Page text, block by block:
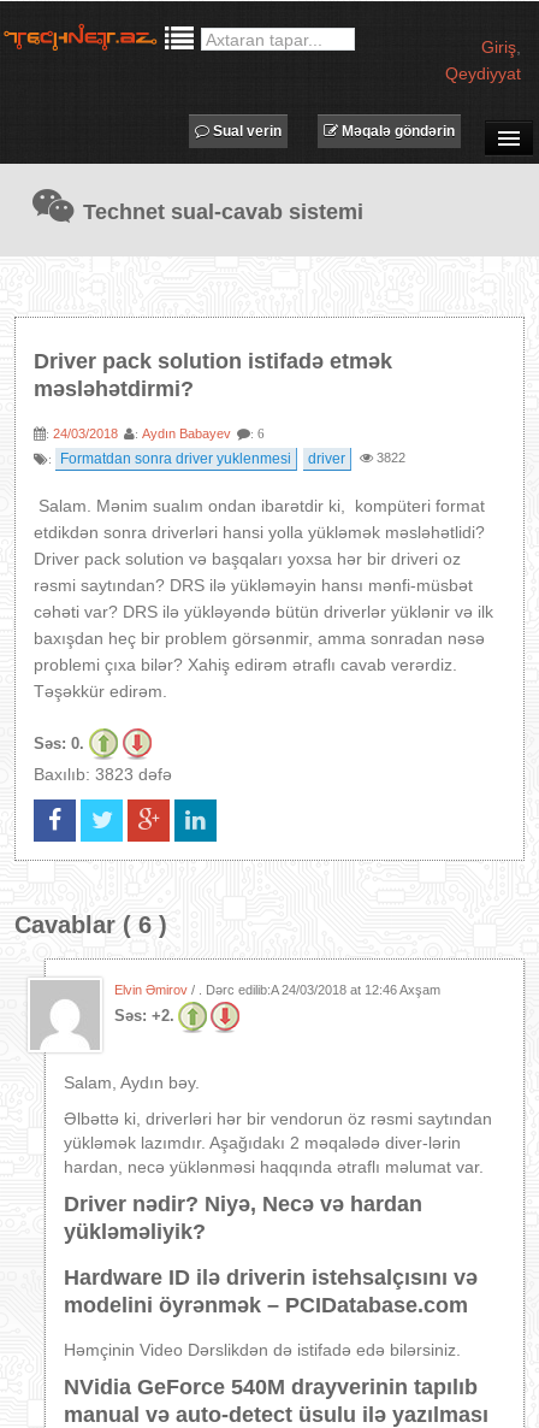
Giriş
Qeydiyyat
TECHNET TV
MƏQALƏLƏR
PROQRAMLAR
IT LÜĞƏT
Məqalə göndərin
Sual verin
Technet sual-cavab sistemi
Driver pack solution istifadə etmək
məsləhətdirmi?
: 24/03/2018 : Aydın Babayev
: 6
:
Formatdan sonra driver yuklenmesi driver 3822
Salam. Mənim sualım ondan ibarətdir ki, kompüteri format
etdikdən sonra driverləri hansi yolla yükləmək məsləhətlidi?
Driver pack solution və başqaları yoxsa hər bir driveri oz
rəsmi saytından? DRS ilə yükləməyin hansı mənfi-müsbət
cəhəti var? DRS ilə yükləyəndə bütün driverlər yüklənir və ilk
baxışdan heç bir problem görsənmir, amma sonradan nəsə
problemi çıxa bilər? Xahiş edirəm ətraflı cavab verərdiz.
Təşəkkür edirəm.
Səs: 0.
Baxılıb: 3823 dəfə
Cavablar ( 6 )
Elvin Əmirov / . Dərc edilib:A24/03/2018 at 12:46 Axşam
Səs: +2.
Salam, Aydın bəy.
Əlbəttə ki, driverləri hər bir vendorun öz rəsmi saytından
yükləmək lazımdır. Aşağıdakı 2 məqalədə diver-lərin
hardan, necə yüklənməsi haqqında ətraflı məlumat var.
Driver nədir? Niyə, Necə və hardan
yükləməliyik?
Hardware ID ilə driverin istehsalçısını və
modelini öyrənmək – PCIDatabase.com
Həmçinin Video Dərslikdən də istifadə edə bilərsiniz.
NVidia GeForce 540M drayverinin tapılıb
manual və auto-detect üsulu ilə yazılması